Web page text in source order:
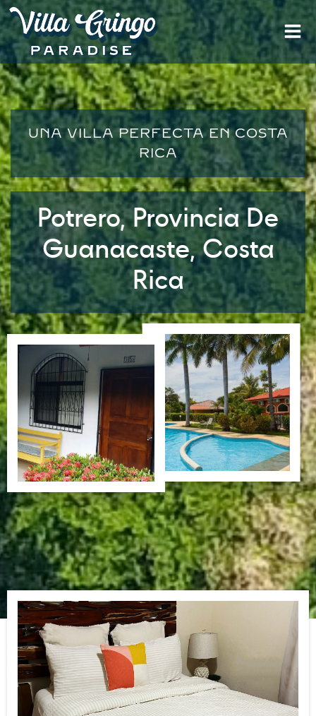
Saltar
contenido
UNA VILLA PERFECTA EN COSTA
RICA
Potrero, Provincia De
Guanacaste, Costa
Rica